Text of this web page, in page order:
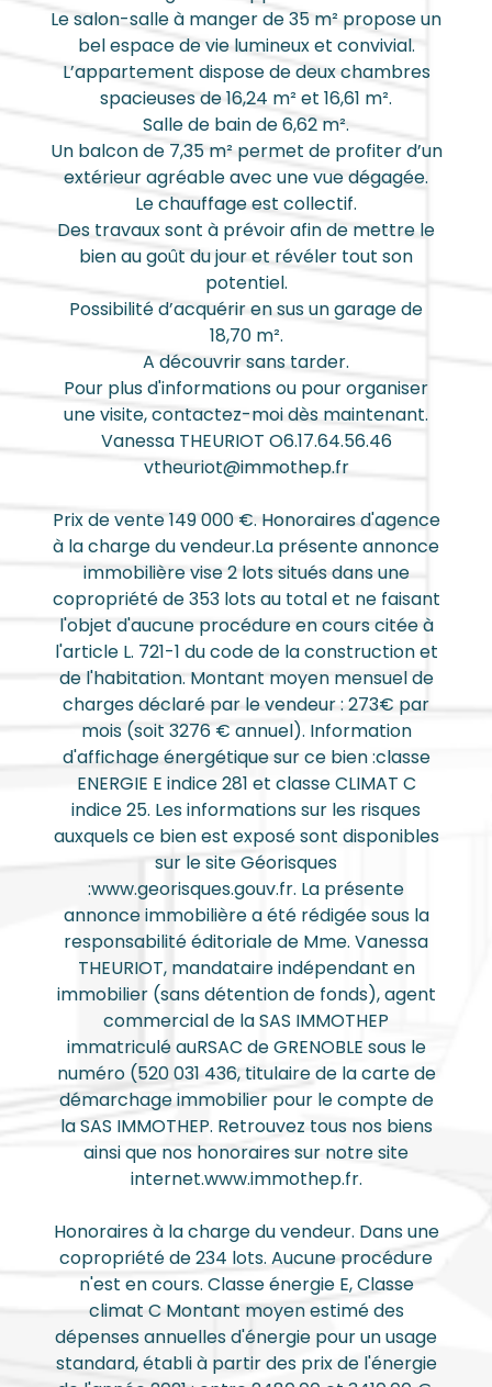
Le salon-salle à manger de 35 m² propose un
bel espace de vie lumineux et convivial.
L’appartement dispose de deux chambres
spacieuses de 16,24 m² et 16,61 m².
Salle de bain de 6,62 m².
Un balcon de 7,35 m² permet de profiter d’un
extérieur agréable avec une vue dégagée.
Le chauffage est collectif.
Des travaux sont à prévoir afin de mettre le
bien au goût du jour et révéler tout son
potentiel.
Possibilité d’acquérir en sus un garage de
18,70 m².
A découvrir sans tarder.
Pour plus d'informations ou pour organiser
une visite, contactez-moi dès maintenant.
Vanessa THEURIOT O6.17.64.56.46
vtheuriot@immothep.fr
Prix de vente 149 000 €. Honoraires d'agence
à la charge du vendeur.La présente annonce
immobilière vise 2 lots situés dans une
copropriété de 353 lots au total et ne faisant
l'objet d'aucune procédure en cours citée à
l'article L. 721-1 du code de la construction et
de l'habitation. Montant moyen mensuel de
charges déclaré par le vendeur : 273€ par
mois (soit 3276 € annuel). Information
d'affichage énergétique sur ce bien :classe
ENERGIE E indice 281 et classe CLIMAT C
indice 25. Les informations sur les risques
auxquels ce bien est exposé sont disponibles
sur le site Géorisques
:www.georisques.gouv.fr. La présente
annonce immobilière a été rédigée sous la
responsabilité éditoriale de Mme. Vanessa
THEURIOT, mandataire indépendant en
immobilier (sans détention de fonds), agent
commercial de la SAS IMMOTHEP
immatriculé auRSAC de GRENOBLE sous le
numéro (520 031 436, titulaire de la carte de
démarchage immobilier pour le compte de
la SAS IMMOTHEP. Retrouvez tous nos biens
ainsi que nos honoraires sur notre site
internet.www.immothep.fr.
Honoraires à la charge du vendeur. Dans une
copropriété de 234 lots. Aucune procédure
n'est en cours. Classe énergie E, Classe
climat C Montant moyen estimé des
dépenses annuelles d'énergie pour un usage
standard, établi à partir des prix de l'énergie